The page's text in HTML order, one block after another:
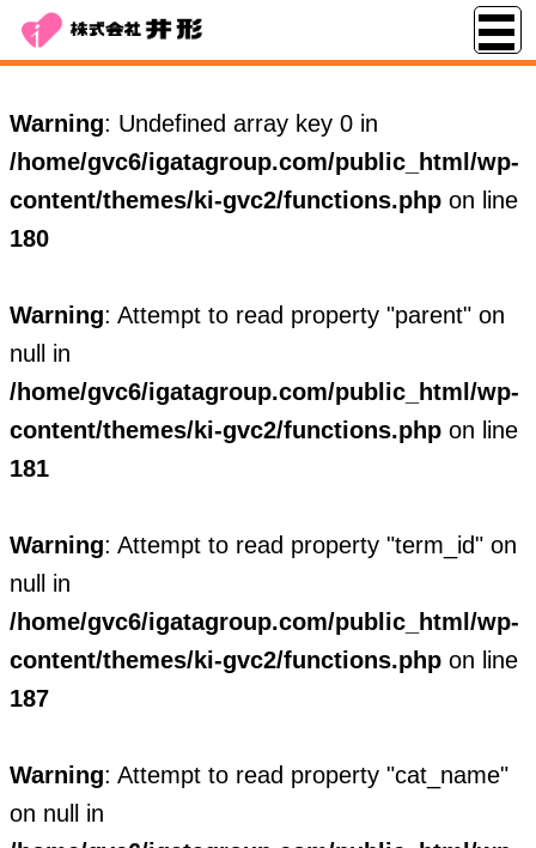
Warning: Undefined array key 0 in
/home/gvc6/igatagroup.com/public_html/wp-
content/themes/ki-gvc2/functions.phpon line
180
Warning: Attempt to read property "parent" on
null in
/home/gvc6/igatagroup.com/public_html/wp-
content/themes/ki-gvc2/functions.phpon line
181
Warning: Attempt to read property "term_id" on
null in
/home/gvc6/igatagroup.com/public_html/wp-
content/themes/ki-gvc2/functions.phpon line
187
Warning: Attempt to read property "cat_name"
on null in